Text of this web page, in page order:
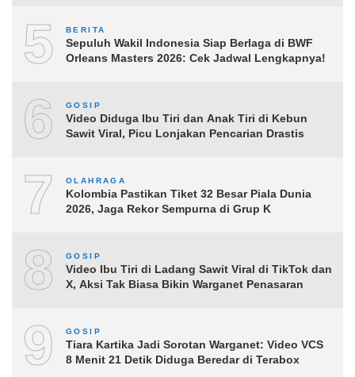
5 BERITA
Sepuluh Wakil Indonesia Siap Berlaga di BWF
Orleans Masters 2026: Cek Jadwal Lengkapnya!
6 GOSIP
Video Diduga Ibu Tiri dan Anak Tiri di Kebun
Sawit Viral, Picu Lonjakan Pencarian Drastis
7 OLAHRAGA
Kolombia Pastikan Tiket 32 Besar Piala Dunia
2026, Jaga Rekor Sempurna di Grup K
8 GOSIP
Video Ibu Tiri di Ladang Sawit Viral di TikTok dan
X, Aksi Tak Biasa Bikin Warganet Penasaran
9 GOSIP
Tiara Kartika Jadi Sorotan Warganet: Video VCS
8 Menit 21 Detik Diduga Beredar di Terabox